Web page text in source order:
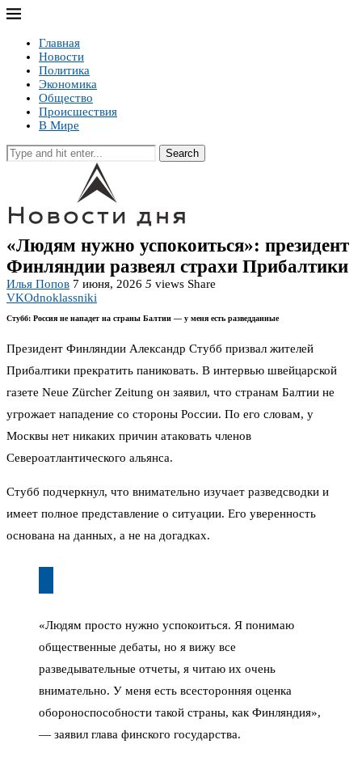
Главная
Новости
Политика
Экономика
Общество
Происшествия
В Мире
Search
«Людям нужно успокоиться»: президент
Финляндии развеял страхи Прибалтики
Илья Попов 7 июня, 2026 5 views Share
VKOdnoklassniki
Стубб: Россия не нападет на страны Балтии — у меня есть разведданные
Президент Финляндии Александр Стубб призвал жителей
Прибалтики прекратить паниковать. В интервью швейцарской
газете Neue Zürcher Zeitung он заявил, что странам Балтии не
угрожает нападение со стороны России. По его словам, у
Москвы нет никаких причин атаковать членов
Североатлантического альянса.
Стубб подчеркнул, что внимательно изучает разведсводки и
имеет полное представление о ситуации. Его уверенность
основана на данных, а не на догадках.
«Людям просто нужно успокоиться. Я понимаю
общественные дебаты, но я вижу все
разведывательные отчеты, я читаю их очень
внимательно. У меня есть всесторонняя оценка
обороноспособности такой страны, как Финляндия»,
— заявил глава финского государства.